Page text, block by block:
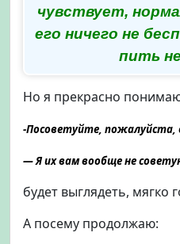
чувствует,
его ничего не
пить
Но я прекрасно
-Посоветуйте,
— Я их вам вообще не
будет выглядеть, мягко
А посему продолжаю: